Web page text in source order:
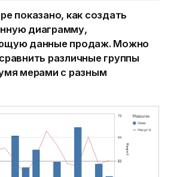
показано, как создать
диаграмму,
данные продаж. Можно
различные группы
мерами с разным